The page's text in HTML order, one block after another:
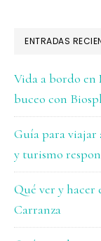
ENTRADAS
Vida a bordo en
buceo con
Guía para viajar
y turismo
Qué ver y hacer
Carranza